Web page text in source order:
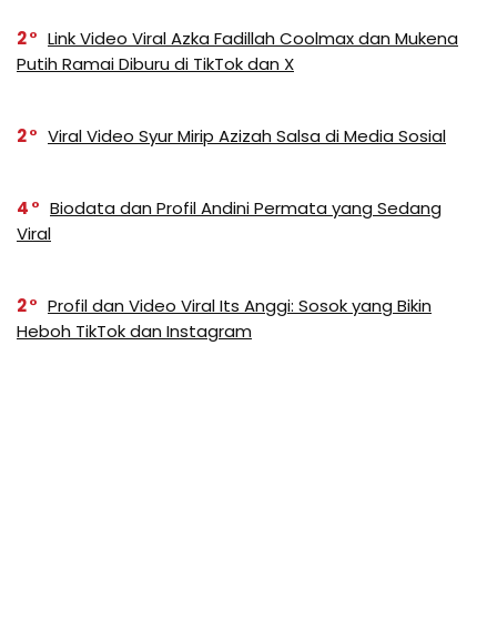
2
Link Video Viral Azka Fadillah Coolmax dan Mukena
Putih Ramai Diburu di TikTok dan X
2 Viral Video Syur Mirip Azizah Salsa di Media Sosial
4
Biodata dan Profil Andini Permata yang Sedang
Viral
2
Profil dan Video Viral Its Anggi: Sosok yang Bikin
Heboh TikTok dan Instagram